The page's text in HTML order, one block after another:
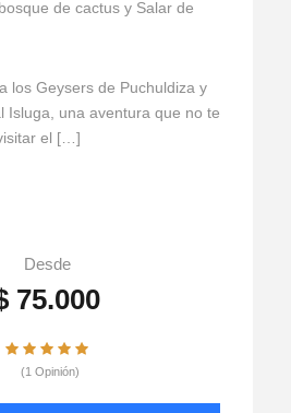
de cactus y Salar de
los Geysers de Puchuldiza y
Isluga, una aventura que no te
el […]
Desde
75.000
(1 Opinión)